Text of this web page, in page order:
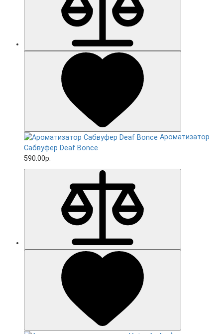
Ароматизатор
Сабвуфер Deaf Bonce
590.00р.